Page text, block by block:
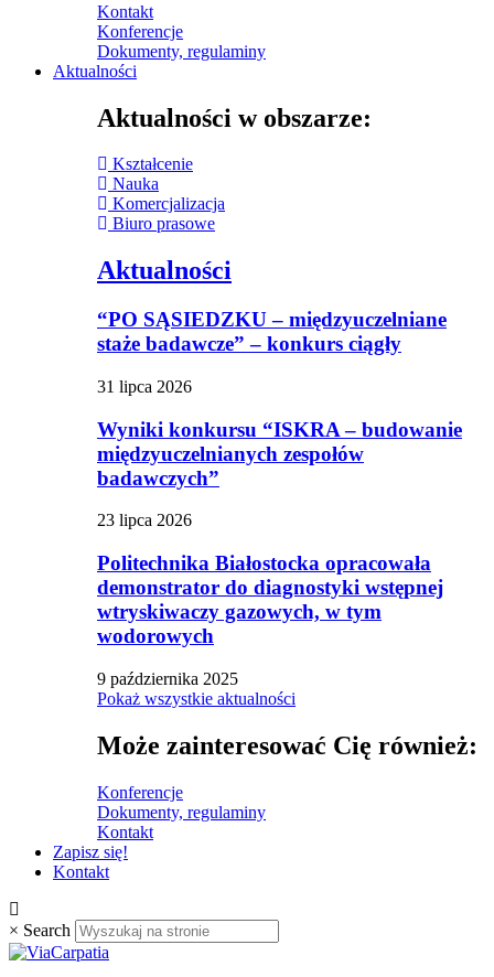
Kontakt
Konferencje
Dokumenty, regulaminy
Aktualności
Aktualności w obszarze:
Kształcenie
Nauka
Komercjalizacja
Biuro prasowe
Aktualności
“PO SĄSIEDZKU – międzyuczelniane
staże badawcze” – konkurs ciągły
31 lipca 2026
Wyniki konkursu “ISKRA – budowanie
międzyuczelnianych zespołów
badawczych”
23 lipca 2026
Politechnika Białostocka opracowała
demonstrator do diagnostyki wstępnej
wtryskiwaczy gazowych, w tym
wodorowych
9 października 2025
Pokaż wszystkie aktualności
Może zainteresować Cię również:
Konferencje
Dokumenty, regulaminy
Kontakt
Zapisz się!
Kontakt
× Search